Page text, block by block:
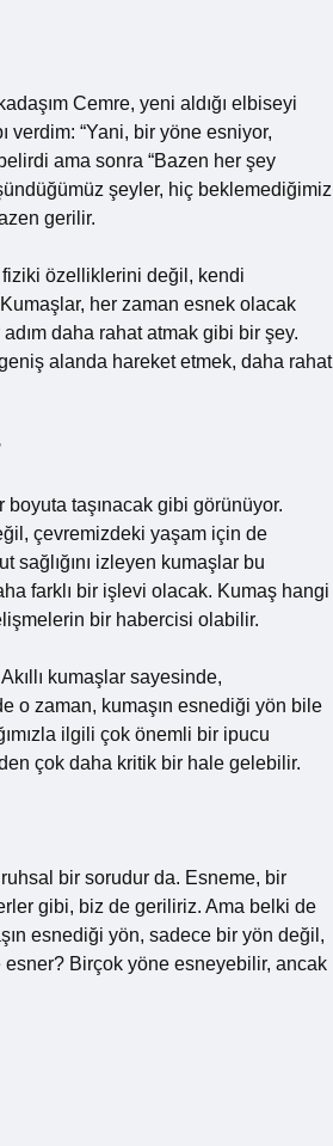
Cemre, yeni aldığı elbiseyi
verdim: “Yani, bir yöne esniyor,
ama sonra “Bazen her şey
şeyler, hiç beklemediğimiz
gerilir.
fiziki özelliklerini değil, kendi
her zaman esnek olacak
daha rahat atmak gibi bir şey.
alanda hareket etmek, daha rahat
boyuta taşınacak gibi görünüyor.
çevremizdeki yaşam için de
sağlığını izleyen kumaşlar bu
farklı bir işlevi olacak. Kumaş hangi
bir habercisi olabilir.
kumaşlar sayesinde,
o zaman, kumaşın esnediği yön bile
ilgili çok önemli bir ipucu
çok daha kritik bir hale gelebilir.
bir sorudur da. Esneme, bir
gibi, biz de geriliriz. Ama belki de
esnediği yön, sadece bir yön değil,
Birçok yöne esneyebilir, ancak